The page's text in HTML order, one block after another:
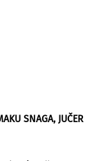
SNAGA, JUČER